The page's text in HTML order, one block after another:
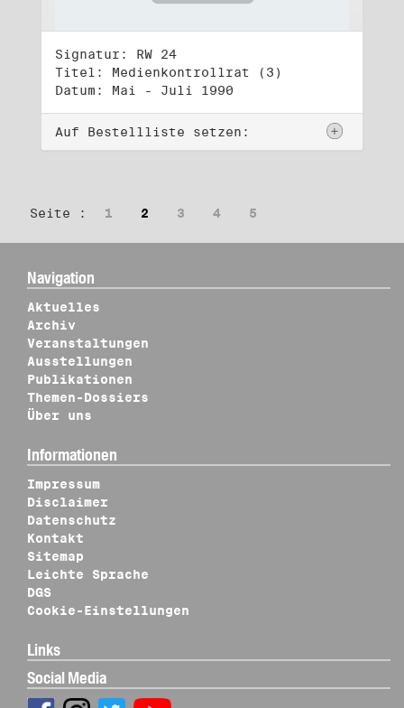
Signatur: RW 24
Titel: Medienkontrollrat (3)
Datum: Mai - Juli 1990
Auf Bestellliste setzen:
Seite : 1 2 3 4 5
Navigation
Aktuelles
Archiv
Veranstaltungen
Ausstellungen
Publikationen
Themen-Dossiers
Über uns
Informationen
Impressum
Disclaimer
Datenschutz
Kontakt
Sitemap
Leichte Sprache
DGS
Cookie-Einstellungen
Links
Social Media